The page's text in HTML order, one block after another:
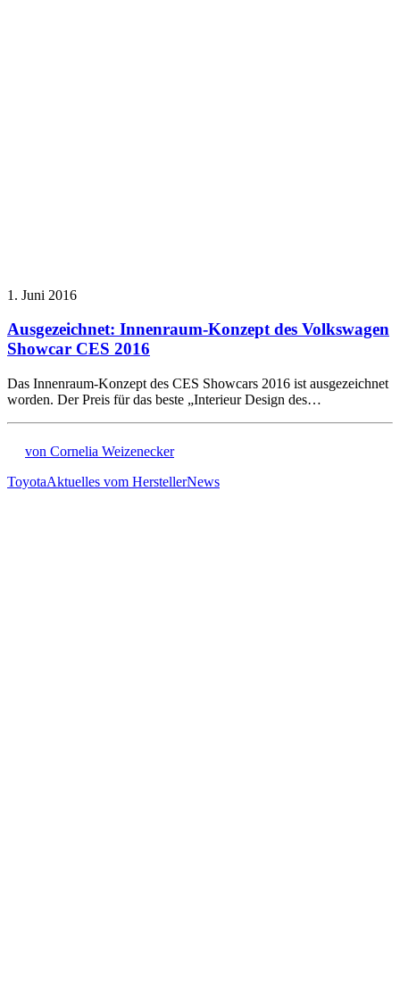
1. Juni 2016
Ausgezeichnet: Innenraum-Konzept des Volkswagen
Showcar CES 2016
Das Innenraum-Konzept des CES Showcars 2016 ist ausgezeichnet
worden. Der Preis für das beste „Interieur Design des…
von Cornelia Weizenecker
ToyotaAktuelles vom HerstellerNews